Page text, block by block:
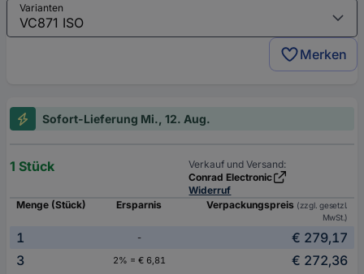
Varianten
Merken
Sofort-Lieferung Mi., 12. Aug.
1 Stück
Verkauf und Versand:
Conrad Electronic
Widerruf
Menge (Stück)
Ersparnis Verpackungspreis (zzgl. gesetzl.
MwSt.)
1 -
€ 279,17
3
2% = € 6,81
€ 272,36